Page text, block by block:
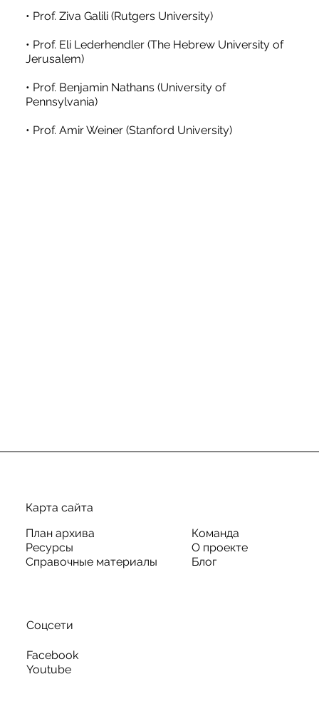
• Prof. Ziva Galili (Rutgers University)
• Prof. Eli Lederhendler (The Hebrew University of
Jerusalem)
• Prof. Benjamin Nathans (University of
Pennsylvania)
• Prof. Amir Weiner (Stanford University)
Карта сайта
План архива
Ресурсы
Справочные материалы
Команда
О проекте
Блог
Соцсети
Facebook
Youtube